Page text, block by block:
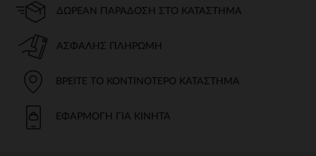
ΔΩΡΕΆΝ ΠΑΡΆΔΟΣΗ ΣΤΟ ΚΑΤΆΣΤΗΜΑ
ΑΣΦΑΛΉΣ ΠΛΗΡΩΜΉ
ΒΡΕΊΤΕ ΤΟ ΚΟΝΤΙΝΌΤΕΡΟ ΚΑΤΆΣΤΗΜΑ
ΕΦΑΡΜΟΓΉ ΓΙΑ ΚΙΝΗΤΆ